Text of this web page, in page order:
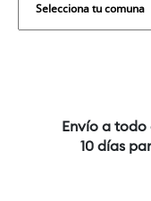
Envío a
10 días